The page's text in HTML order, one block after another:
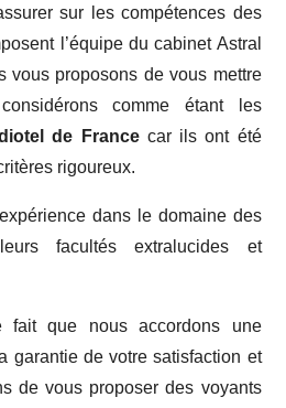
sur les compétences des
l’équipe du cabinet Astral
vous proposons de vous mettre
comme étant les
de Francecar ils ont été
rigoureux.
dans le domaine des
facultés extralucides et
fait que nous accordons une
garantie de votre satisfaction et
de vous proposer des voyants